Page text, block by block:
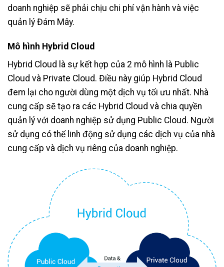
doanh nghiệp sẽ phải chịu chi phí vận hành và việc
quản lý Đám Mây.
Mô hình Hybrid Cloud
Hybrid Cloud là sự kết hợp của 2 mô hình là Public
Cloud và Private Cloud. Điều này giúp Hybrid Cloud
đem lại cho người dùng một dịch vụ tối ưu nhất. Nhà
cung cấp sẽ tạo ra các Hybrid Cloud và chia quyền
quản lý với doanh nghiệp sử dụng Public Cloud. Người
sử dụng có thể linh động sử dụng các dịch vụ của nhà
cung cấp và dịch vụ riêng của doanh nghiệp.